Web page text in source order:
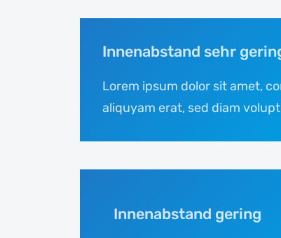
Innenabstand sehr
Lorem ipsum dolor sit amet,
aliquyam erat, sed diam
Innenabstand gering